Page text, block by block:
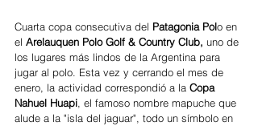
Cuarta copa consecutiva del Patagonia Polo en
el Arelauquen Polo Golf & Country Club, uno de
los lugares más lindos de la Argentina para
jugar al polo. Esta vez y cerrando el mes de
enero, la actividad correspondió a la Copa
Nahuel Huapi, el famoso nombre mapuche que
alude a la "isla del jaguar", todo un símbolo en